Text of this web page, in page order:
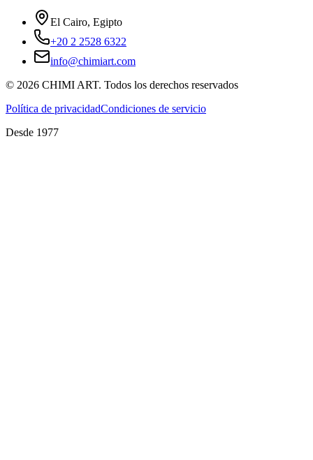
El Cairo, Egipto
+20 2 2528 6322
info@chimiart.com
© 2026 CHIMI ART. Todos los derechos reservados
Política de privacidadCondiciones de servicio
Desde 1977